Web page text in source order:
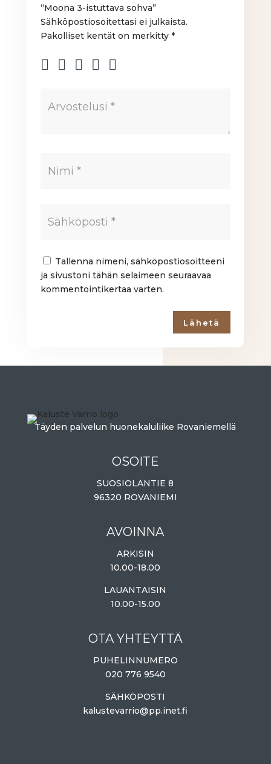
“Moona 3-istuttava sohva”
Sähköpostiosoitettasi ei julkaista.
Pakolliset kentät on merkitty*
Tallenna nimeni, sähköpostiosoitteeni
ja sivustoni tähän selaimeen seuraavaa
kommentointikertaa varten.
Lähetä
Täyden palvelun huonekaluliike Rovaniemellä
OSOITE
SUOSIOLANTIE 8
96320 ROVANIEMI
AVOINNA
ARKISIN
10.00-18.00
LAUANTAISIN
10.00-15.00
OTA YHTEYTTÄ
PUHELINNUMERO
020 776 9540
SÄHKÖPOSTI
kalustevarrio@pp.inet.fi